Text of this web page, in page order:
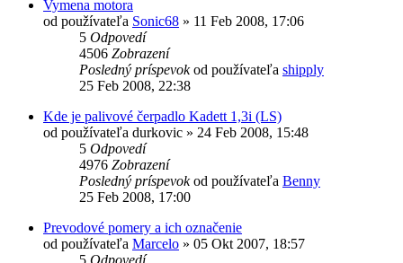
Vymena motora
od používateľa Sonic68 » 11 Feb 2008, 17:06
5 Odpovedí
4506 Zobrazení
Posledný príspevokod používateľa shipply
25 Feb 2008, 22:38
Kde je palivové čerpadlo Kadett 1,3i (LS)
od používateľa durkovic » 24 Feb 2008, 15:48
5 Odpovedí
4976 Zobrazení
Posledný príspevokod používateľa Benny
25 Feb 2008, 17:00
Prevodové pomery a ich označenie
od používateľa Marcelo » 05 Okt 2007, 18:57
5 Odpovedí